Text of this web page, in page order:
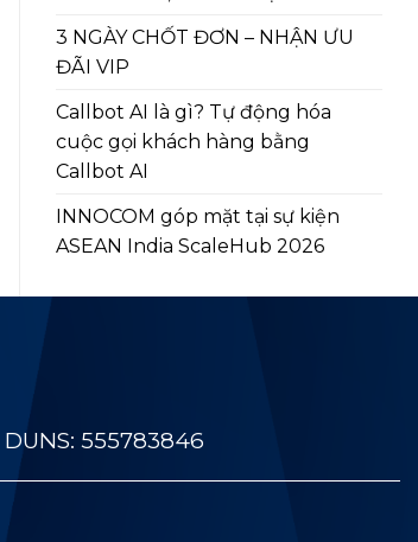
3 NGÀY CHỐT ĐƠN – NHẬN ƯU
ĐÃI VIP
Callbot AI là gì? Tự động hóa
cuộc gọi khách hàng bằng
Callbot AI
INNOCOM góp mặt tại sự kiện
ASEAN India ScaleHub 2026
555783846